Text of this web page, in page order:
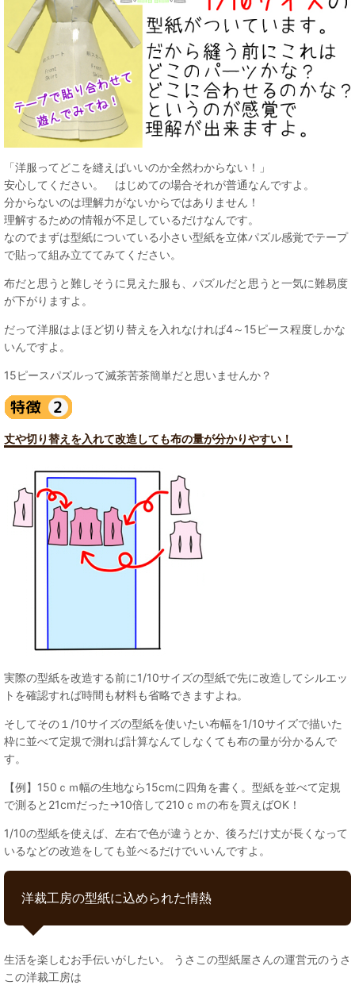
「洋服ってどこを縫えばいいのか全然わからない！」
安心してください。 はじめての場合それが普通なんですよ。
分からないのは理解力がないからではありません！
理解するための情報が不足しているだけなんです。
なのでまずは型紙についている小さい型紙を立体パズル感覚でテープ
で貼って組み立ててみてください。
布だと思うと難しそうに見えた服も、パズルだと思うと一気に難易度
が下がりますよ。
だって洋服はよほど切り替えを入れなければ4～15ピース程度しかな
いんですよ。
15ピースパズルって滅茶苦茶簡単だと思いませんか？
丈や切り替えを入れて改造しても布の量が分かりやすい！
実際の型紙を改造する前に1/10サイズの型紙で先に改造してシルエッ
トを確認すれば時間も材料も省略できますよね。
そしてその１/10サイズの型紙を使いたい布幅を1/10サイズで描いた
枠に並べて定規で測れば計算なんてしなくても布の量が分かるんで
す。
【例】150ｃｍ幅の生地なら15cmに四角を書く。型紙を並べて定規
で測ると21cmだった→10倍して210ｃｍの布を買えばOK！
1/10の型紙を使えば、左右で色が違うとか、後ろだけ丈が長くなって
いるなどの改造をしても並べるだけでいいんですよ。
洋裁工房の型紙に込められた情熱
生活を楽しむお手伝いがしたい。 うさこの型紙屋さんの運営元のうさ
この洋裁工房は